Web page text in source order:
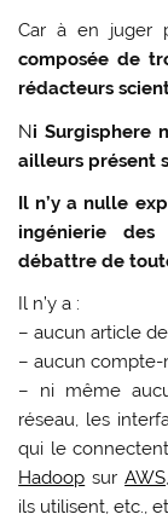
Car à en juger
composée de
rédacteurs
Ni Surgisphere
ailleurs présent
Il n’y a nulle
ingénierie
débattre de
Il n’y a :
– aucun article
– aucun
– ni même
réseau, les
qui le
Hadoop surAWS
ils utilisent, etc.,